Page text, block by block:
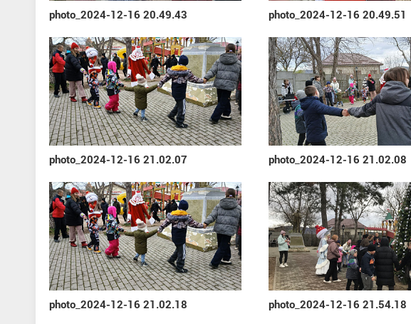
photo_2024-12-16 20.49.43 photo_2024-12-16 20.49.51
photo_2024-12-16 21.02.07 photo_2024-12-16 21.02.08
photo_2024-12-16 21.02.18 photo_2024-12-16 21.54.18